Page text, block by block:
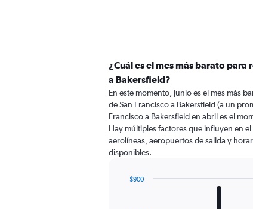
¿Cuál es el mes más barato para
a Bakersfield?
En este momento, junio es el mes más
de San Francisco a Bakersfield (a un
Francisco a Bakersfield en abril es el
Hay múltiples factores que influyen en
aerolíneas, aeropuertos de salida y
disponibles.
$900